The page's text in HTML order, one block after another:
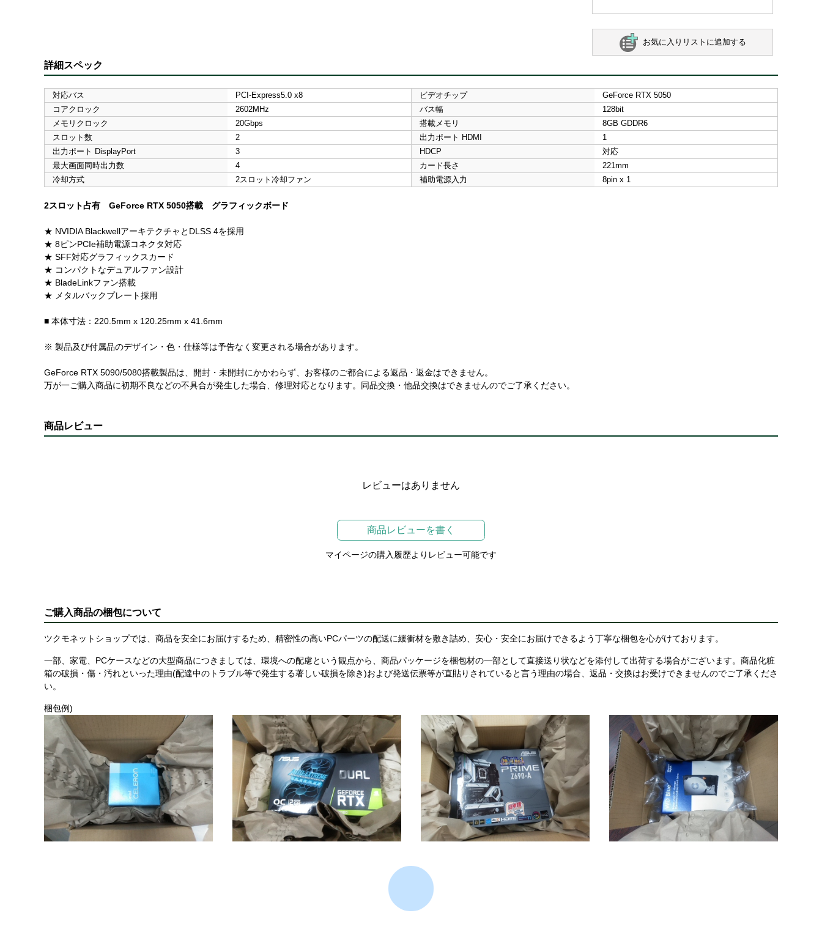
お気に入りリストに追加する
詳細スペック
対応バス PCI-Express5.0 x8 ビデオチップ
GeForce RTX 5050
コアクロック
2602MHz バス幅
128bit
メモリクロック
20Gbps 搭載メモリ
8GB GDDR6
スロット数
2 出力ポート HDMI
1
出力ポート DisplayPort
3 HDCP
対応
最大画面同時出力数
4 カード長さ
221mm
冷却方式
2スロット冷却ファン 補助電源入力 8pin x 1
2スロット占有 GeForce RTX 5050搭載 グラフィックボード
★ NVIDIA BlackwellアーキテクチャとDLSS 4を採用
★ 8ピンPCIe補助電源コネクタ対応
★ SFF対応グラフィックスカード
★ コンパクトなデュアルファン設計
★ BladeLinkファン搭載
★ メタルバックプレート採用
■ 本体寸法：220.5mm x 120.25mm x 41.6mm
※ 製品及び付属品のデザイン・色・仕様等は予告なく変更される場合があります。
GeForce RTX 5090/5080搭載製品は、開封・未開封にかかわらず、お客様のご都合による返品・返金はできません。
万が一ご購入商品に初期不良などの不具合が発生した場合、修理対応となります。同品交換・他品交換はできませんのでご了承ください。
商品レビュー
レビューはありません
商品レビューを書く
マイページの購入履歴よりレビュー可能です
ご購入商品の梱包について
ツクモネットショップでは、商品を安全にお届けするため、精密性の高いPCパーツの配送に緩衝材を敷き詰め、安心・安全にお届けできるよう丁寧な梱包を心がけております。
一部、家電、PCケースなどの大型商品につきましては、環境への配慮という観点から、商品パッケージを梱包材の一部として直接送り状などを添付して出荷する場合がございます。商品化粧
箱の破損・傷・汚れといった理由(配達中のトラブル等で発生する著しい破損を除き)および発送伝票等が直貼りされていると言う理由の場合、返品・交換はお受けできませんのでご了承くださ
い。
梱包例)